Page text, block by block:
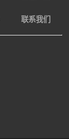
联系我们